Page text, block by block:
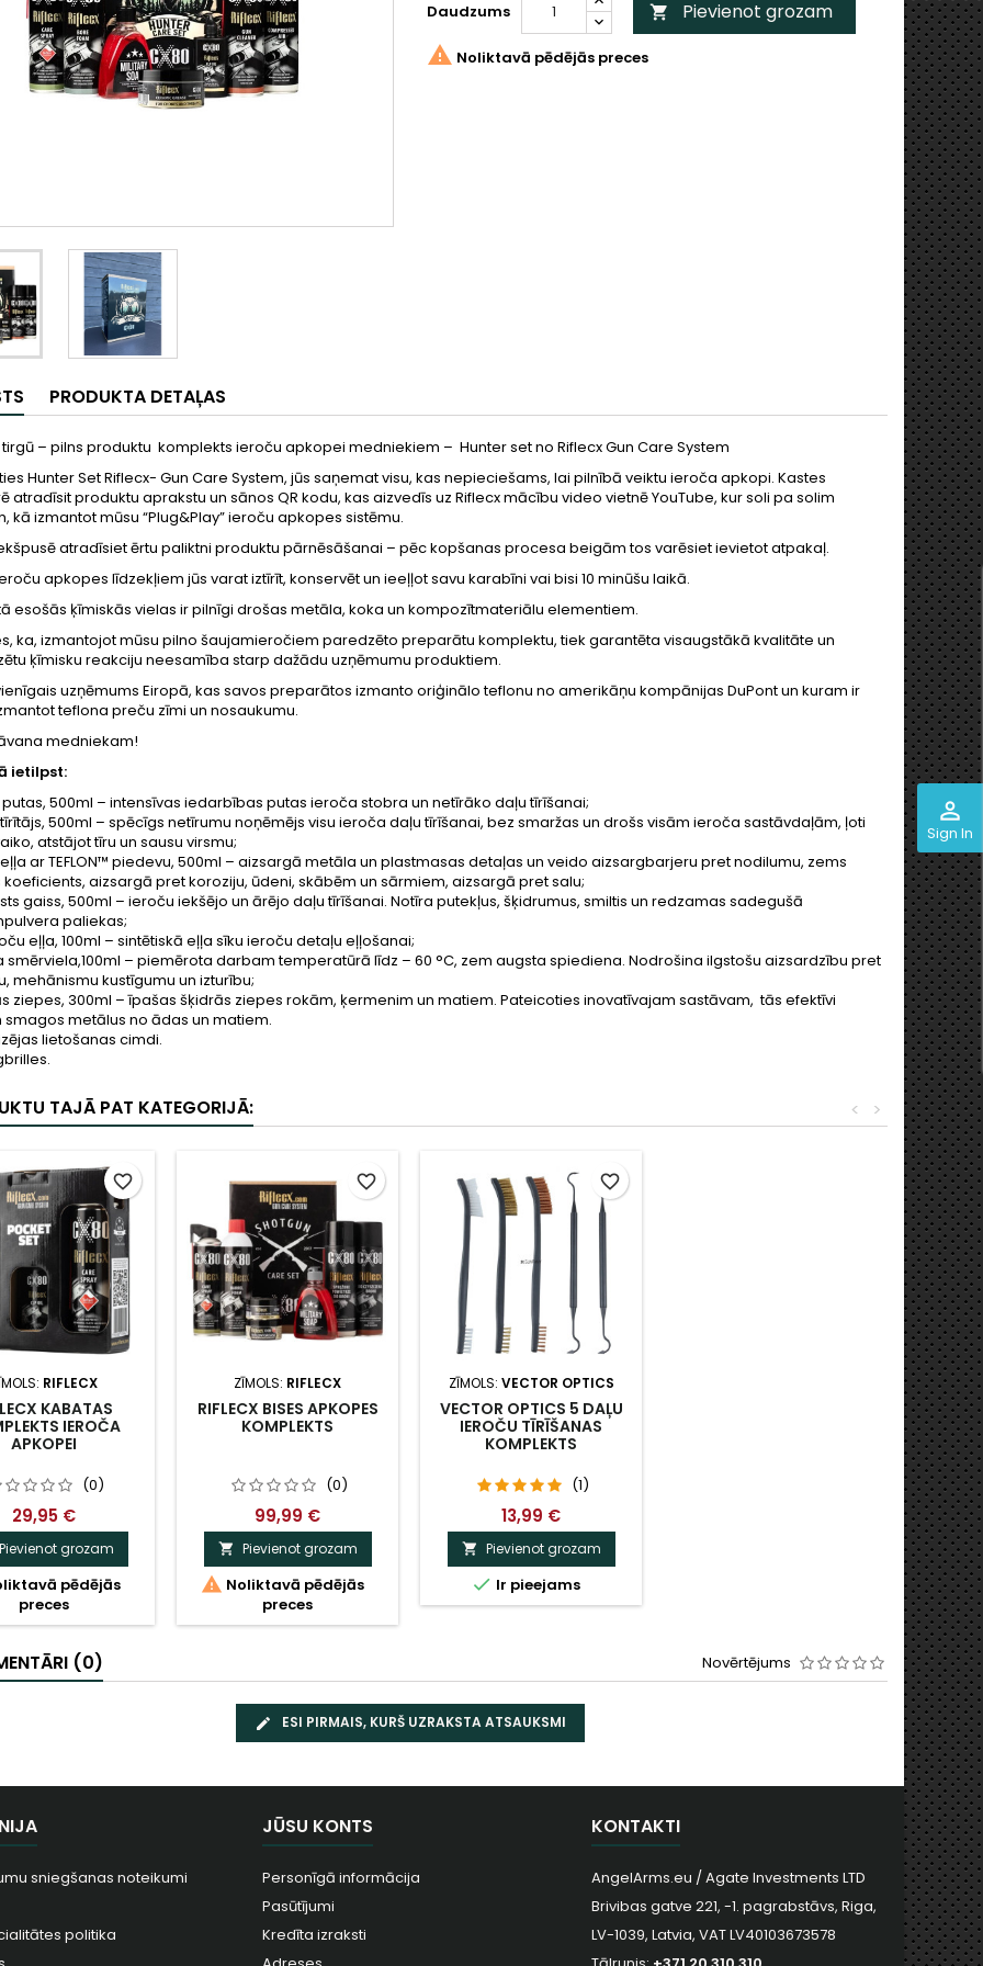
perm_identity
Sign In
Daudzums  Pievienot grozam
 Noliktavā pēdējās preces
PRODUKTA DETAĻAS
– pilns produktu komplekts ieroču apkopei medniekiem – Hunter set no Riflecx Gun Care System
Hunter Set Riflecx- Gun Care System, jūs saņemat visu, kas nepieciešams, lai pilnībā veiktu ieroča apkopi. Kastes
atradīsit produktu aprakstu un sānos QR kodu, kas aizvedīs uz Riflecx mācību video vietnē YouTube, kur soli pa solim
kā izmantot mūsu “Plug&Play” ieroču apkopes sistēmu.
atradīsiet ērtu paliktni produktu pārnēsāšanai – pēc kopšanas procesa beigām tos varēsiet ievietot atpakaļ.
apkopes līdzekļiem jūs varat iztīrīt, konservēt un ieeļļot savu karabīni vai bisi 10 minūšu laikā.
esošās ķīmiskās vielas ir pilnīgi drošas metāla, koka un kompozītmateriālu elementiem.
ka, izmantojot mūsu pilno šaujamieročiem paredzēto preparātu komplektu, tiek garantēta visaugstākā kvalitāte un
ķīmisku reakciju neesamība starp dažādu uzņēmumu produktiem.
uzņēmums Eiropā, kas savos preparātos izmanto oriģinālo teflonu no amerikāņu kompānijas DuPont un kuram ir
teflona preču zīmi un nosaukumu.
medniekam!
ietilpst:
500ml – intensīvas iedarbības putas ieroča stobra un netīrāko daļu tīrīšanai;
500ml – spēcīgs netīrumu noņēmējs visu ieroča daļu tīrīšanai, bez smaržas un drošs visām ieroča sastāvdaļām, ļoti
atstājot tīru un sausu virsmu;
ar TEFLON™ piedevu, 500ml – aizsargā metāla un plastmasas detaļas un veido aizsargbarjeru pret nodilumu, zems
aizsargā pret koroziju, ūdeni, skābēm un sārmiem, aizsargā pret salu;
gaiss, 500ml – ieroču iekšējo un ārējo daļu tīrīšanai. Notīra putekļus, šķidrumus, smiltis un redzamas sadegušā
paliekas;
eļļa, 100ml – sintētiskā eļļa sīku ieroču detaļu eļļošanai;
smērviela,100ml – piemērota darbam temperatūrā līdz – 60 °C, zem augsta spiediena. Nodrošina ilgstošu aizsardzību pret
mehānismu kustīgumu un izturību;
ziepes, 300ml – īpašas šķidrās ziepes rokām, ķermenim un matiem. Pateicoties inovatīvajam sastāvam, tās efektīvi
smagos metālus no ādas un matiem.
lietošanas cimdi.
TAJĀ PAT KATEGORIJĀ: >
<
RIFLECX
KABATAS
IEROČA
APKOPEI
(0)
29,95 €
Pievienot grozam
pēdējās
preces
favorite_border
ZĪMOLS: RIFLECX
RIFLECX BISES APKOPES
KOMPLEKTS
(0)
99,99 €
 Pievienot grozam
 Noliktavā pēdējās
preces
favorite_border
ZĪMOLS: VECTOR OPTICS
VECTOR OPTICS 5 DAĻU
IEROČU TĪRĪŠANAS
KOMPLEKTS
(1)
13,99 €
 Pievienot grozam
 Ir pieejams
favorite_border
(0) Novērtējums
ESI PIRMAIS, KURŠ UZRAKSTA ATSAUKSMI
sniegšanas noteikumi
politika
JŪSU KONTS
Personīgā informācija
Pasūtījumi
Kredīta izraksti
KONTAKTI
AngelArms.eu / Agate Investments LTD
Brivibas gatve 221, -1. pagrabstāvs, Riga,
LV-1039, Latvia, VAT LV40103673578